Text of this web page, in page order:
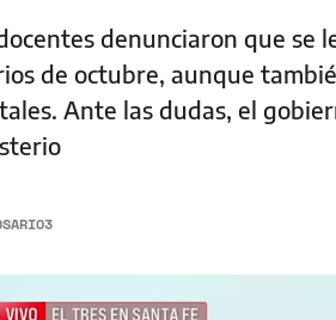
denunciaron que se
de octubre, aunque
Ante las dudas, el